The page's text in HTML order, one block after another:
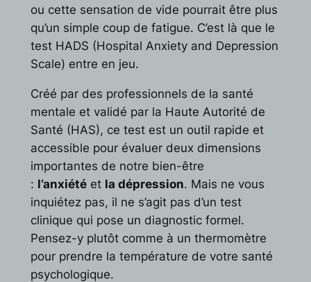
ou cette sensation de vide pourrait être plus
qu’un simple coup de fatigue. C’est là que le
test HADS (Hospital Anxiety and Depression
Scale) entre en jeu.
Créé par des professionnels de la santé
mentale et validé par la Haute Autorité de
Santé (HAS), ce test est un outil rapide et
accessible pour évaluer deux dimensions
importantes de notre bien-être
: l’anxiétéet la dépression. Mais ne vous
inquiétez pas, il ne s’agit pas d’un test
clinique qui pose un diagnostic formel.
Pensez-y plutôt comme à un thermomètre
pour prendre la température de votre santé
psychologique.